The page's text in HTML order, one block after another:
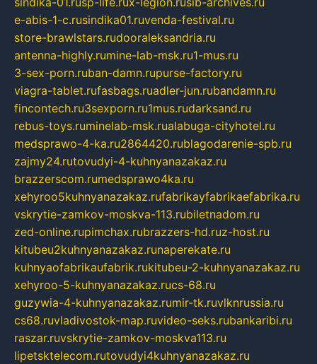
e-abis-1-c.rusindika01.ruvenda-festival.ru
store-brawlstars.rudooraleksandria.ru
antenna-highly.rumine-lab-msk.ru1-mus.ru
3-sex-porn.ruban-damn.rupurse-factory.ru
viagra-tablet.rufasbags.ruadler-jun.rubandamn.ru
fincontech.ru3sexporn.ru1mus.rudarksand.ru
rebus-toys.ruminelab-msk.rualabuga-cityhotel.ru
medsprawo-4-ka.ru2864420.rublagodarenie-spb.ru
zajmy24.rutovudyi-4-kuhnyanazakaz.ru
brazzerscom.rumedsprawo4ka.ru
xehyroo5kuhnyanazakaz.rufabrikayfabrikaefabrika.ru
vskrytie-zamkov-moskva-113.rubiletnadom.ru
zed-online.rupimchax.rubrazzers-hd.ruz-host.ru
kitubeu2kuhnyanazakaz.runaperekate.ru
kuhnyaofabrikaufabrik.rukitubeu-2-kuhnyanazakaz.ru
xehyroo-5-kuhnyanazakaz.rucs-68.ru
guzywia-4-kuhnyanazakaz.rumir-tk.ruvlknrussia.ru
cs68.ruvladivostok-map.ruvideo-seks.rubankaribi.ru
raszar.ruvskrytie-zamkov-moskva113.ru
lipetsktelecom.rutovudyi4kuhnyanazakaz.ru